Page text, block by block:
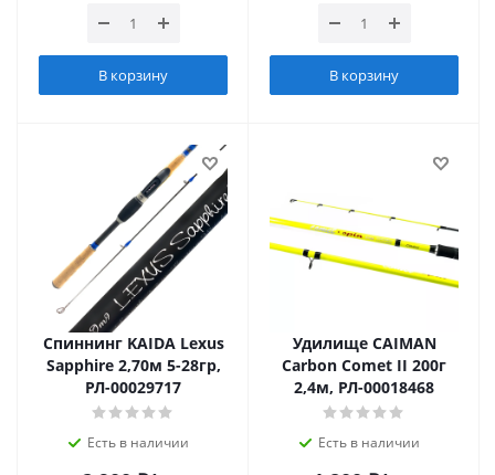
В корзину В корзину
Спиннинг KAIDA Lexus
Sapphire 2,70м 5-28гр,
РЛ-00029717
Есть в наличии
Удилище CAIMAN
Carbon Comet II 200г
2,4м, РЛ-00018468
Есть в наличии